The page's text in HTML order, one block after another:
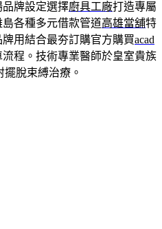
牌設定選擇廚具工廠打造專屬
各種多元借款管道高雄當舖特
用結合最夯訂購官方購買acad
程。技術專業醫師於皇室貴族
擺脫束縛治療。